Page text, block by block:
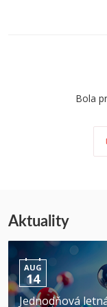
Bola
Aktuality
AUG
14
Jednodňová